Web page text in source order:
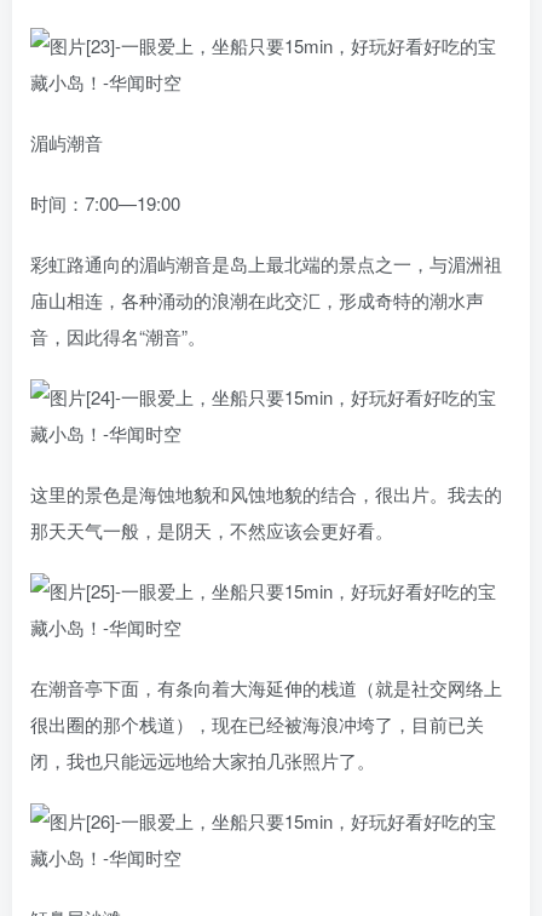
湄屿潮音
时间：7:00—19:00
彩虹路通向的湄屿潮音是岛上最北端的景点之一，与湄洲祖
庙山相连，各种涌动的浪潮在此交汇，形成奇特的潮水声
音，因此得名“潮音”。
这里的景色是海蚀地貌和风蚀地貌的结合，很出片。我去的
那天天气一般，是阴天，不然应该会更好看。
在潮音亭下面，有条向着大海延伸的栈道（就是社交网络上
很出圈的那个栈道），现在已经被海浪冲垮了，目前已关
闭，我也只能远远地给大家拍几张照片了。